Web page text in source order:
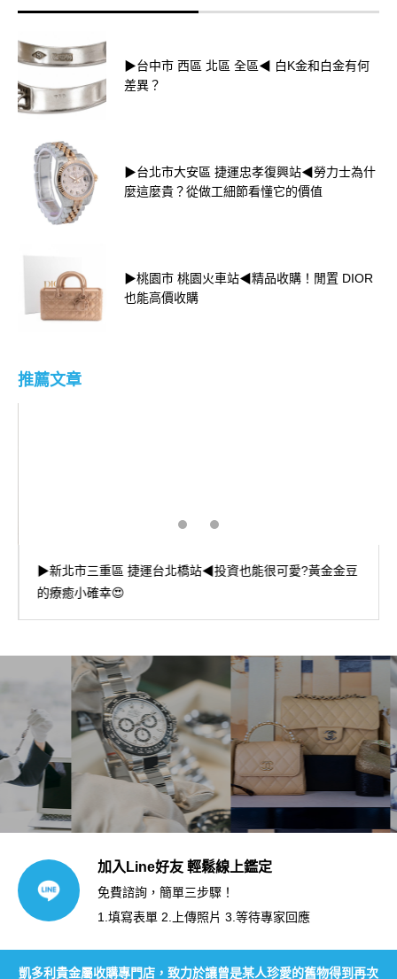
▶台中市 西區 北區 全區◀ 白K金和白金有何
差異？
▶台北市大安區 捷運忠孝復興站◀勞力士為什
麼這麼貴？從做工細節看懂它的價值
▶桃園市 桃園火車站◀精品收購！閒置 DIOR
也能高價收購
推薦文章
▶新北市三重區 捷運台北橋站◀投資也能很可愛?黃金金豆
的療癒小確幸😍
加入Line好友 輕鬆線上鑑定
免費諮詢，簡單三步驟！
1.填寫表單 2.上傳照片 3.等待專家回應
凱多利貴金屬收購專門店，致力於讓曾是某人珍愛的舊物得到再次